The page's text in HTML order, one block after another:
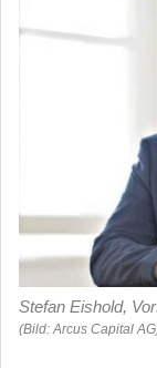
Stefan Eishold,
(Bild: Arcus Capital